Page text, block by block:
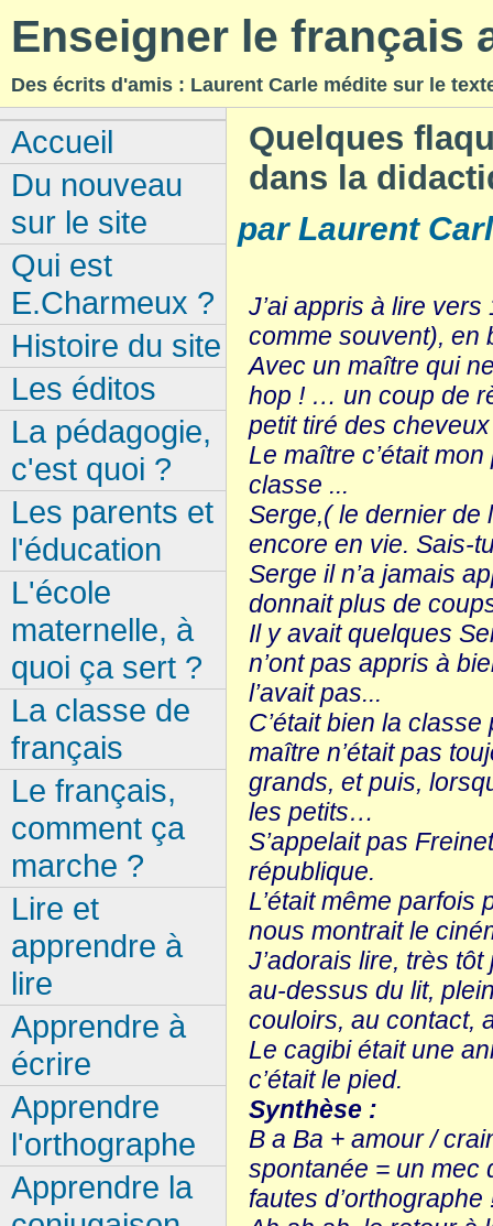
Enseigner le français
Des écrits d'amis : Laurent Carle médite sur le
Quelques
dans la
par Laurent
J’ai appris à lire
comme souvent), en
Avec un maître qui
hop ! … un coup de
petit tiré des
Le maître c’était
classe ...
Serge,( le dernier de
encore en vie. Sais-
Serge il n’a jamais
donnait plus de
Il y avait quelques
n’ont pas appris à
l’avait pas...
C’était bien la
maître n’était pas
grands, et puis,
les petits…
S’appelait pas
république.
L’était même
nous montrait le
J’adorais lire, très
au-dessus du lit,
couloirs, au contact,
Le cagibi était une
c’était le pied.
Synthèse :
B a Ba + amour /
spontanée = un mec
fautes d’orthographe
Accueil
Du nouveau
sur le site
Qui est
E.Charmeux ?
Histoire du site
Les éditos
La pédagogie,
c'est quoi ?
Les parents et
l'éducation
L'école
maternelle, à
quoi ça sert ?
La classe de
français
Le français,
comment ça
marche ?
Lire et
apprendre à
lire
Apprendre à
écrire
Apprendre
l'orthographe
Apprendre la